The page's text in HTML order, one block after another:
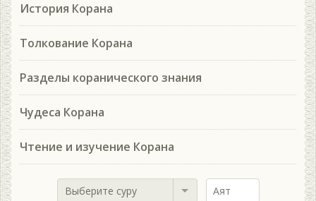
История Корана
Толкование Корана
Разделы коранического знания
Чудеса Корана
Чтение и изучение Корана
Выберите суру